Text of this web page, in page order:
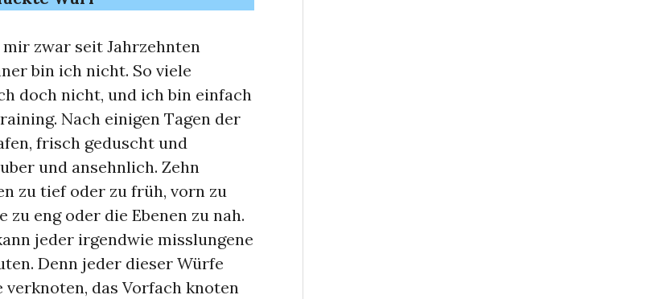
zwar seit Jahrzehnten
bin ich nicht. So viele
doch nicht, und ich bin einfach
Nach einigen Tagen der
frisch geduscht und
und ansehnlich. Zehn
zu tief oder zu früh, vorn zu
eng oder die Ebenen zu nah.
jeder irgendwie misslungene
Denn jeder dieser Würfe
verknoten, das Vorfach knoten